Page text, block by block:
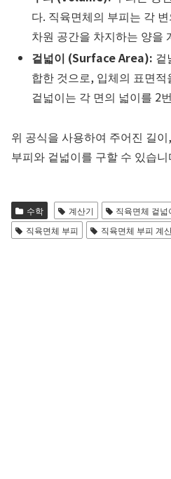
다. 직육면체의 부피는 각
차원 공간을 차지하는 양을
겉넓이 (Surface Area): 겉
합한 것으로, 입체의 표면
겉넓이는 각 면의 넓이를 2
위 공식을 사용하여 주어진 길
부피와 겉넓이를 구할 수 있습니
수학 계산기 직육면체 겉넓
직육면체 부피
직육면체 부피 계